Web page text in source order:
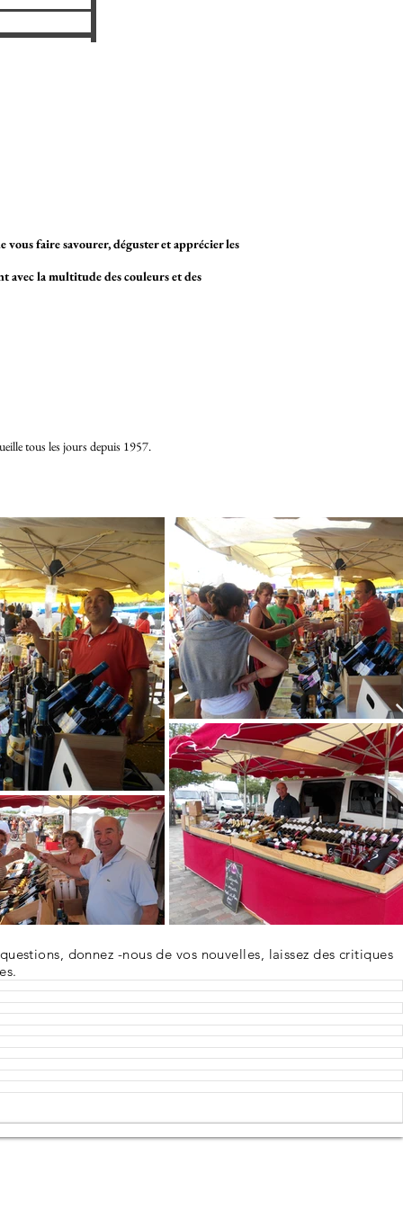
vous faire savourer, déguster et apprécier les
avec la multitude des couleurs et des
tous les jours depuis 1957.
donnez -nous de vos nouvelles, laissez des critiques